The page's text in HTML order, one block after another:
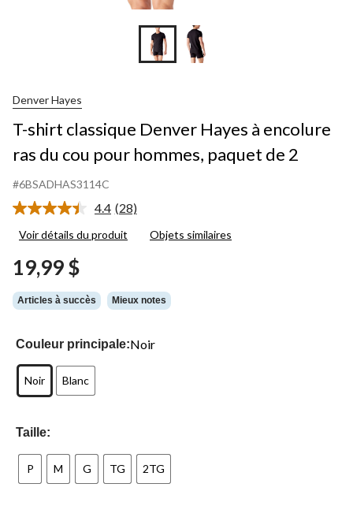
Denver Hayes
T-shirt classique Denver Hayes à encolure
ras du cou pour hommes, paquet de 2
#6BSADHAS3114C
4.4 Lire
28
la
même
page.
(28)
Voir détails du produit Objets similaires
19,99 $
Articles à succès Mieux notes
Couleur principale:Noir
Noir Blanc
Taille:
P M G TG 2TG